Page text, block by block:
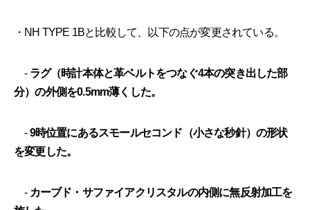
・NH TYPE 1Bと比較して、以下の点が変更されている。
- ラグ（時計本体と革ベルトをつなぐ4本の突き出した部
分）の外側を0.5mm薄くした。
-9時位置にあるスモールセコンド（小さな秒針）の形状
を変更した。
- カーブド・サファイアクリスタルの内側に無反射加工を